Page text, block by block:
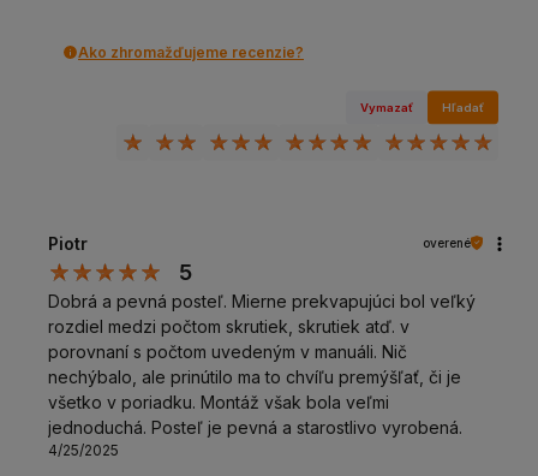
Ako zhromažďujeme recenzie?
Vymazať Hľadať
Piotr overené
5
Dobrá a pevná posteľ. Mierne prekvapujúci bol veľký
rozdiel medzi počtom skrutiek, skrutiek atď. v
porovnaní s počtom uvedeným v manuáli. Nič
nechýbalo, ale prinútilo ma to chvíľu premýšľať, či je
všetko v poriadku. Montáž však bola veľmi
jednoduchá. Posteľ je pevná a starostlivo vyrobená.
4/25/2025